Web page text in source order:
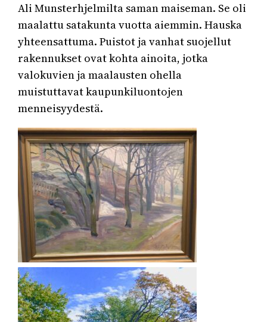
Ali Munsterhjelmilta saman maiseman. Se oli
maalattu satakunta vuotta aiemmin. Hauska
yhteensattuma. Puistot ja vanhat suojellut
rakennukset ovat kohta ainoita, jotka
valokuvien ja maalausten ohella
muistuttavat kaupunkiluontojen
menneisyydestä.